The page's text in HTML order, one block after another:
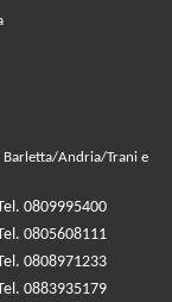
Barletta/Andria/Trani e
0809995400
0805608111
0808971233
0883935179